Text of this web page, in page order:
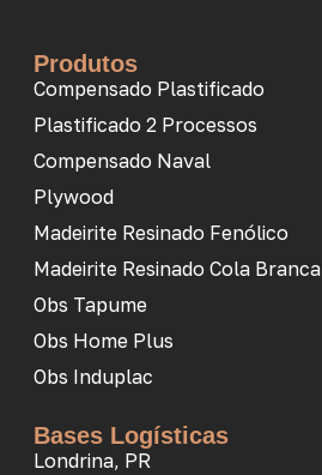
Produtos
Compensado Plastificado
Plastificado 2 Processos
Compensado Naval
Plywood
Madeirite Resinado Fenólico
Madeirite Resinado Cola Branca
Obs Tapume
Obs Home Plus
Obs Induplac
Bases Logísticas
Londrina, PR